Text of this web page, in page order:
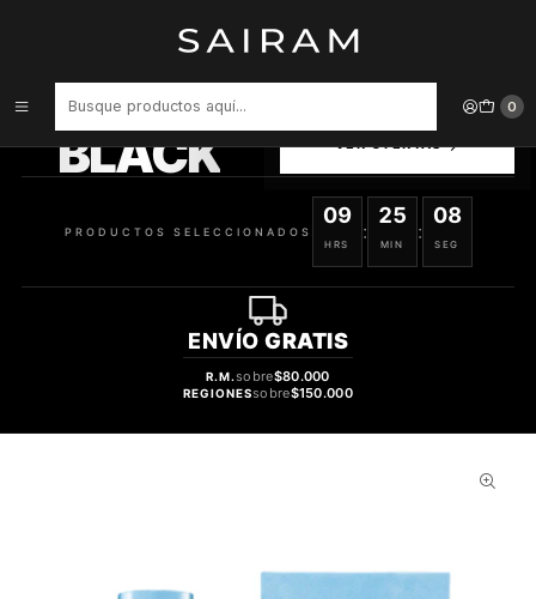
0
PERFUME LIGHT BLUE VARON EDT 100 ML NUEVO ENVASE
BLACK
SELECCIONADOS
PRODUCTOS SELECCIONADOS
09
HRS
:
25
MIN
:
07
SEG
ENVÍO GRATIS
R.M.sobre$80.000
REGIONESsobre$150.000